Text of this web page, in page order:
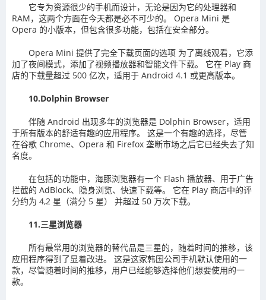
它专为资源很少的手机而设计，无论是因为它的处理器和
RAM，这两个方面在今天都是必不可少的。 Opera Mini 是
Opera 的小版本，但包含很多功能，包括在安全部分。
Opera Mini 提供了完全下载页面的选项 为了离线观看，它添
加了夜间模式，添加了视频播放器和智能文件下载。 它在 Play 商
店的下载量超过 500 亿次，适用于 Android 4.1 或更高版本。
10.Dolphin Browser
伴随 Android 出现多年的浏览器是 Dolphin Browser，适用
于所有版本的舒适有趣的应用程序。 这是一个有趣的选择，尽管
在谷歌 Chrome、Opera 和 Firefox 垄断市场之后它已经失去了知
名度。
在包括的功能中，海豚浏览器有一个 Flash 播放器、用于广告
拦截的 AdBlock、隐身浏览、快速下载等。 它在 Play 商店中的评
分约为 4,2 星（满分 5 星） 并超过 50 万次下载。
11.三星浏览器
所有最常用的浏览器的替代品是三星的，随着时间的推移，该
应用程序得到了显着改进。 这是这家韩国公司手机默认使用的一
款，尽管随着时间的推移，用户已经能够选择他们想要使用的一
款。